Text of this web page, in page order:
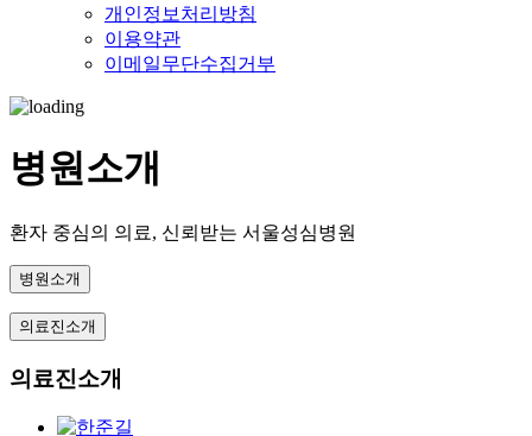
개인정보처리방침
이용약관
이메일무단수집거부
병원소개
환자 중심의 의료, 신뢰받는 서울성심병원
병원소개
의료진소개
의료진소개